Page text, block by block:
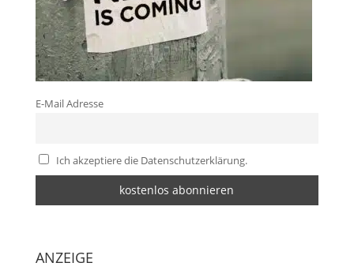
E-Mail Adresse
Ich akzeptiere die Datenschutzerklärung.
ANZEIGE